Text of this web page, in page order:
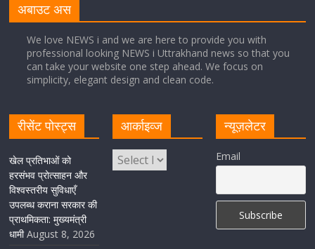
Cabinet Baithak: उत्तराखंड में श्रमिकों को हर महीने 7 तारीख
तक मिलेगी मजदूरी, ओवरटाइम पर मिलेगा दोगुना भुगतान
केंद्रीय रेल मंत्री ने मुख्यमंत्री के अनुरोध पर बनबसा रेलवे स्टेशन पर
अमृतसर–टनकपुर एक्सप्रेस के ठहराव को स्वीकृति
अबाउट अस
We love NEWS i and we are here to provide you with
professional looking NEWS i Uttrakhand news so that you
can take your website one step ahead. We focus on
simplicity, elegant design and clean code.
रीसेंट पोस्ट्स
खेल प्रतिभाओं को
हरसंभव प्रोत्साहन और
विश्वस्तरीय सुविधाएँ
उपलब्ध कराना सरकार की
प्राथमिकता: मुख्यमंत्री
धामी August 8, 2026
आर्काइव्ज न्यूज़लेटर
Email